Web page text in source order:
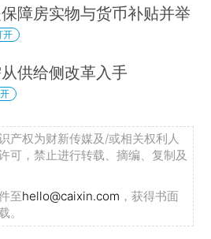
障房实物与货币补贴并举
开
供给侧改革入手
产权为财新传媒及/或相关权利人
可，禁止进行转载、摘编、复制及
至hello@caixin.com ，获得书面
。